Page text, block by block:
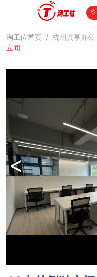
淘工位首页 / 杭州共享办公
立间
<